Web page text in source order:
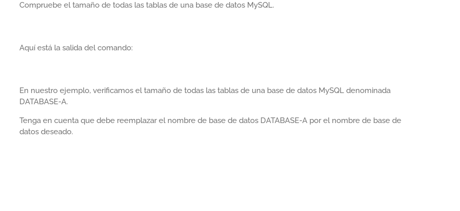
Compruebe el tamaño de todas las tablas de una base de datos MySQL.
Aquí está la salida del comando:
En nuestro ejemplo, verificamos el tamaño de todas las tablas de una base de datos MySQL denominada
DATABASE-A.
Tenga en cuenta que debe reemplazar el nombre de base de datos DATABASE-A por el nombre de base de
datos deseado.